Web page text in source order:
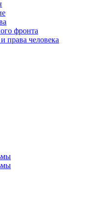
фронта
права человека